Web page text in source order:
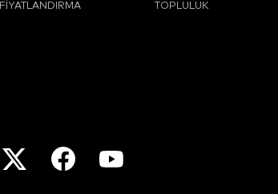
FIYATLANDIRMA TOPLULUK